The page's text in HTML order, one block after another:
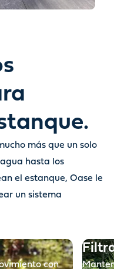
más que un solo
hasta los
el estanque, Oase le
un sistema
con